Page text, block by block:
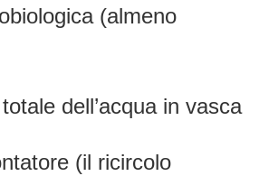
(almeno
dell’acqua in vasca
(il ricircolo